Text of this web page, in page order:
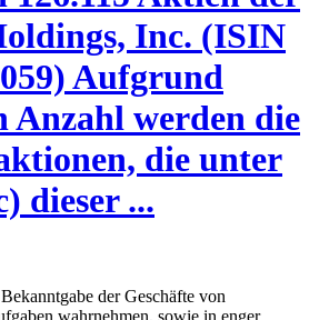
Inc. (ISIN
Aufgrund
Anzahl werden die
die unter
dieser ...
der Geschäfte von
wahrnehmen, sowie in enger